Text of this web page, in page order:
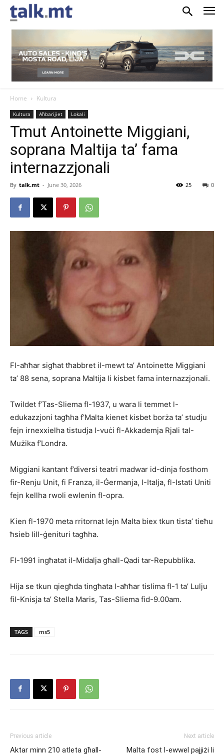
Home Kultura
Kultura Aħbarijiet Lokali
Tmut Antoinette Miggiani,
soprana Maltija ta’ fama
internazzjonali
By talk.mt - June 30, 2026 0
25
Fl-aħħar sigħat tħabbret il-mewt ta’ Antoinette Miggiani
ta’ 88 sena, soprana Maltija li kisbet fama internazzjonali.
Twildet f’Tas-Sliema fl-1937, u wara li temmet l-
edukazzjoni tagħha f’Malta kienet kisbet borża ta’ studju
fejn irnexxielha tistudja l-vuċi fl-Akkademja Rjali tal-
Mużika f’Londra.
Miggiani kantant f’diversi teatri madwar id-dinja fosthom
fir-Renju Unit, fi Franza, il-Ġermanja, l-Italja, fl-Istati Uniti
fejn kellha rwoli ewlenin fl-opra.
Kien fl-1970 meta rritornat lejn Malta biex tkun tista’ tieħu
ħsieb lill-ġenituri tagħha.
Fl-1991 ingħatat il-Midalja għall-Qadi tar-Repubblika.
Hija se tkun qiegħda tingħata l-aħħar tislima fl-1 ta’ Lulju
fil-Knisja ta’ Stella Maris, Tas-Sliema fid-9.00am.
TAGS ms5
Previous article
Aktar minn 210 atleta għall-
Next article
Malta fost l-ewwel pajjiżi li